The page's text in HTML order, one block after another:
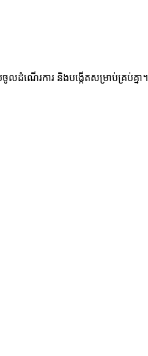
លដំណើរការ និងបង្កើតសម្រាប់គ្រប់គ្នា។